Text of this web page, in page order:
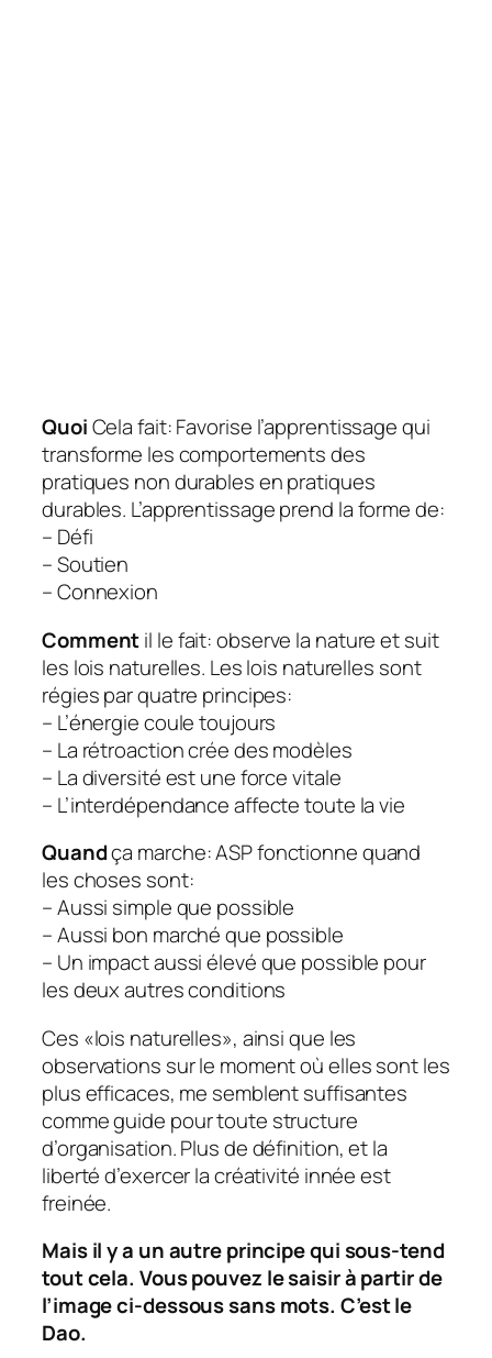
QuoiCela fait:Favorise l’apprentissage qui
transforme les comportements des
pratiques non durables en pratiques
durables. L’apprentissage prend la forme de:
– Défi
– Soutien
– Connexion
Commentil le fait: observe la nature et suit
les lois naturelles. Les lois naturelles sont
régies par quatre principes:
– L’énergie coule toujours
– La rétroaction crée des modèles
– La diversité est une force vitale
– L’interdépendance affecte toute la vie
Quandça marche: ASP fonctionne quand
les choses sont:
– Aussi simple que possible
– Aussi bon marché que possible
– Un impact aussi élevé que possible pour
les deux autres conditions
Ces «lois naturelles», ainsi que les
observations sur le moment où elles sont les
plus efficaces, me semblent suffisantes
comme guide pour toute structure
d’organisation. Plus de définition, et la
liberté d’exercer la créativité innée est
freinée.
Mais il y a un autre principe qui sous-tend
tout cela. Vous pouvez le saisir à partir de
l’image ci-dessous sans mots. C’est le
Dao.